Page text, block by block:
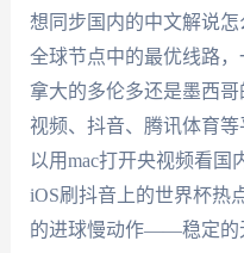
想同步国内的中文解说
全球节点中的最优线路
拿大的多伦多还是墨西
视频、抖音、腾讯体育
以用mac打开央视频看国
iOS刷抖音上的世界杯热
的进球慢动作——稳定的